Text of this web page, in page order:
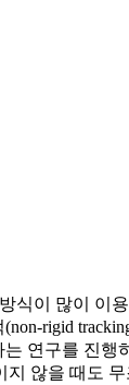
식이 많이 이
rigid
는 연구를 진행
않을 때도